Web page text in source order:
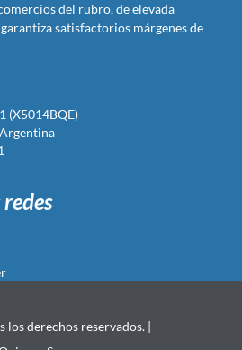
del rubro, de elevada
satisfactorios márgenes de
(X5014BQE)
los derechos reservados. |